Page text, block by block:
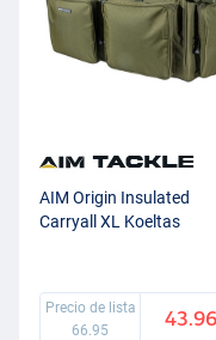
AIM Origin Insulated
Carryall XL Koeltas
Precio de lista
66.95
43.96